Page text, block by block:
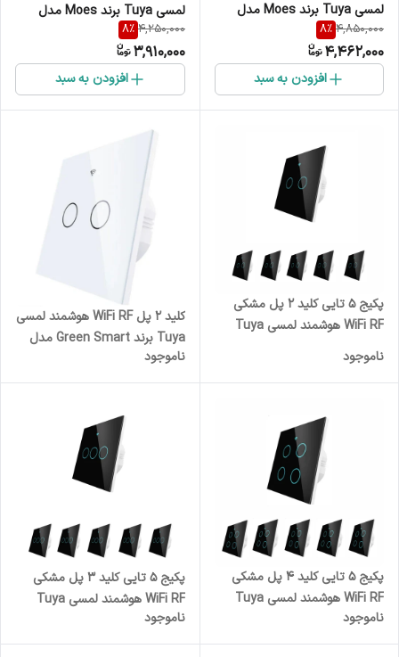
لمسی Tuya برند Moes مدل
WRS-EUC
4,850,000
8%
4,462,000
افزودن به سبد
لمسی Tuya برند Moes مدل
WRS-EU2
4,250,000
8%
3,910,000
افزودن به سبد
پکیج 5 تایی کلید 2 پل مشکی
WiFi RF هوشمند لمسی Tuya
WRS-EU2
ناموجود
کلید 2 پل WiFi RF هوشمند لمسی
Tuya برند Green Smart مدل
GST-WRS-EU2
ناموجود
پکیج 5 تایی کلید 4 پل مشکی
WiFi RF هوشمند لمسی Tuya
WRS-EU4
ناموجود
پکیج 5 تایی کلید 3 پل مشکی
WiFi RF هوشمند لمسی Tuya
WRS-EU3
ناموجود